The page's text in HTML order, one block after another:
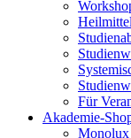
Heilmittel
Für
Akademie-
Monolux